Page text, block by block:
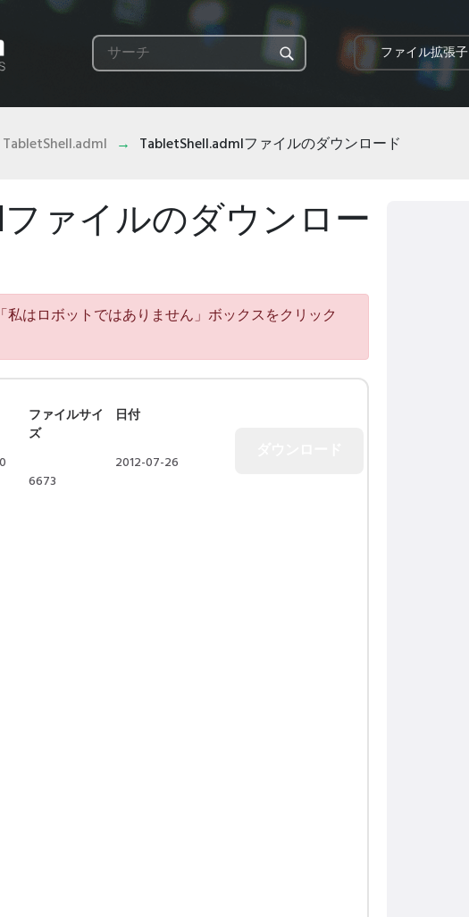
ファイル拡張子
TabletShell.adml TabletShell.admlファイルのダウンロード
ァイルのダウンロー
はロボットではありません」ボックスをクリック
ファイルサイ
ズ
6673
日付
2012-07-26